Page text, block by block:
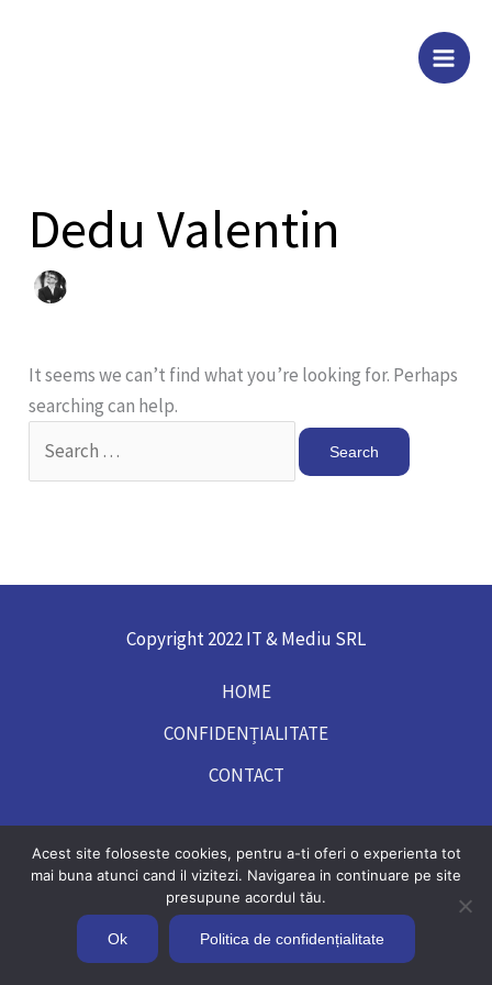
Dedu Valentin
It seems we can’t find what you’re looking for. Perhaps
searching can help.
Copyright 2022 IT & Mediu SRL
HOME
CONFIDENȚIALITATE
CONTACT
Acest site foloseste cookies, pentru a-ti oferi o experienta tot
mai buna atunci cand il vizitezi. Navigarea in continuare pe site
presupune acordul tău.
Ok Politica de confidențialitate